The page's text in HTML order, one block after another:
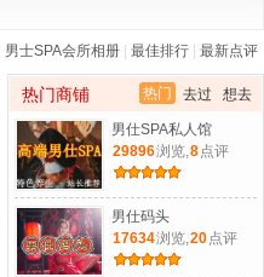
男士SPA会所相册 最佳排行 最新点评
热门 去过 想去
热门商铺
男仕SPA私人馆
29896浏览,8点评
男仕码头
17634浏览, 20 点评